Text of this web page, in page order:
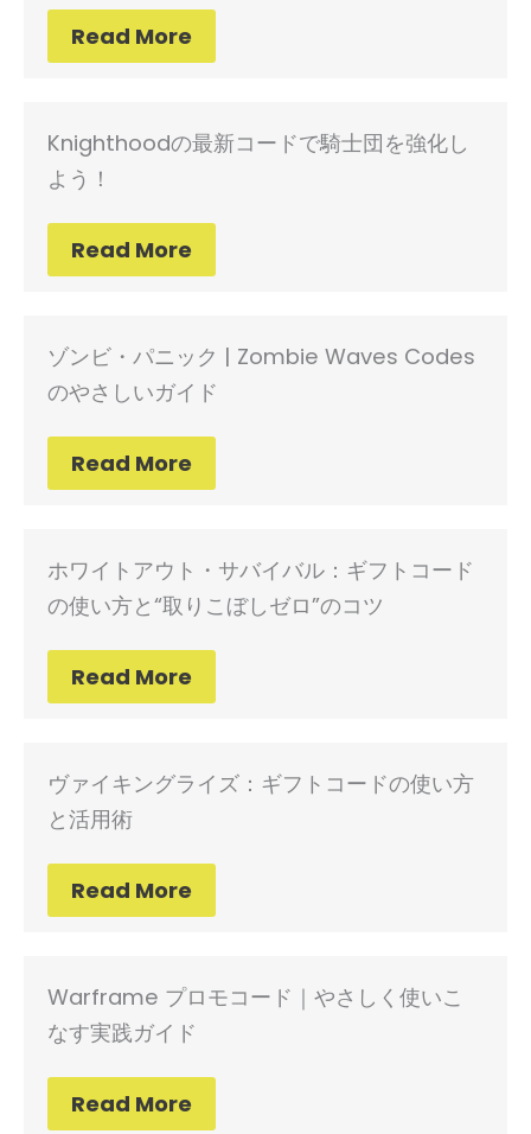
Read More
Knighthoodの最新コードで騎士団を強化し
よう！
Read More
ゾンビ・パニック | Zombie Waves Codes
のやさしいガイド
Read More
ホワイトアウト・サバイバル：ギフトコード
の使い方と“取りこぼしゼロ”のコツ
Read More
ヴァイキングライズ：ギフトコードの使い方
と活用術
Read More
Warframe プロモコード｜やさしく使いこ
なす実践ガイド
Read More